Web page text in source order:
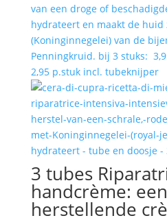
van een droge of
hydrateert en maakt de huid
(Koninginnegelei) van de
Penningkruid. bij 3 stuks:
2,95 p.stuk incl. tubeknijper
3 tubes
handcrème:
herstellende